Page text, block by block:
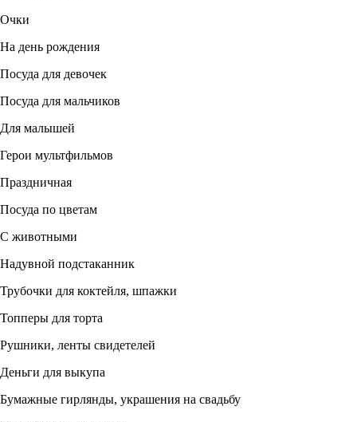
Очки
На день рождения
Посуда для девочек
Посуда для мальчиков
Для малышей
Герои мультфильмов
Праздничная
Посуда по цветам
С животными
Надувной подстаканник
Трубочки для коктейля, шпажки
Топперы для торта
Рушники, ленты свидетелей
Деньги для выкупа
Бумажные гирлянды, украшения на свадьбу